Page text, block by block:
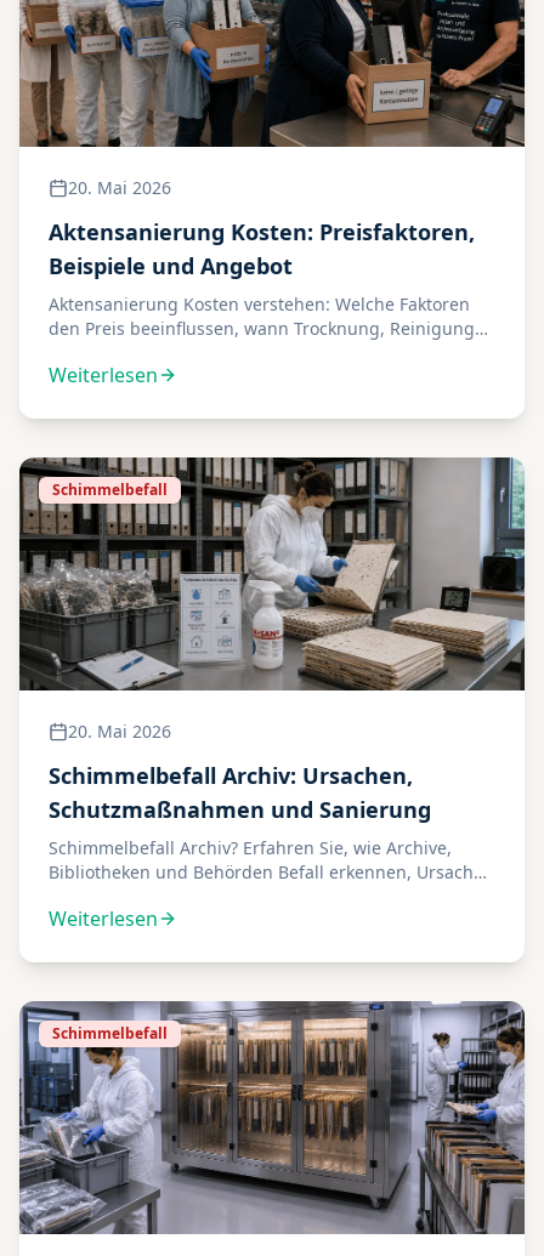
20. Mai 2026
Aktensanierung Kosten: Preisfaktoren,
Beispiele und Angebot
Aktensanierung Kosten verstehen: Welche Faktoren
den Preis beeinflussen, wann Trocknung, Reinigung
Angebot vorbereiten.
Weiterlesen
Schimmelbefall
20. Mai 2026
Schimmelbefall Archiv: Ursachen,
Schutzmaßnahmen und Sanierung
Schimmelbefall Archiv? Erfahren Sie, wie Archive,
Bibliotheken und Behörden Befall erkennen, Ursachen
Weiterlesen
Schimmelbefall